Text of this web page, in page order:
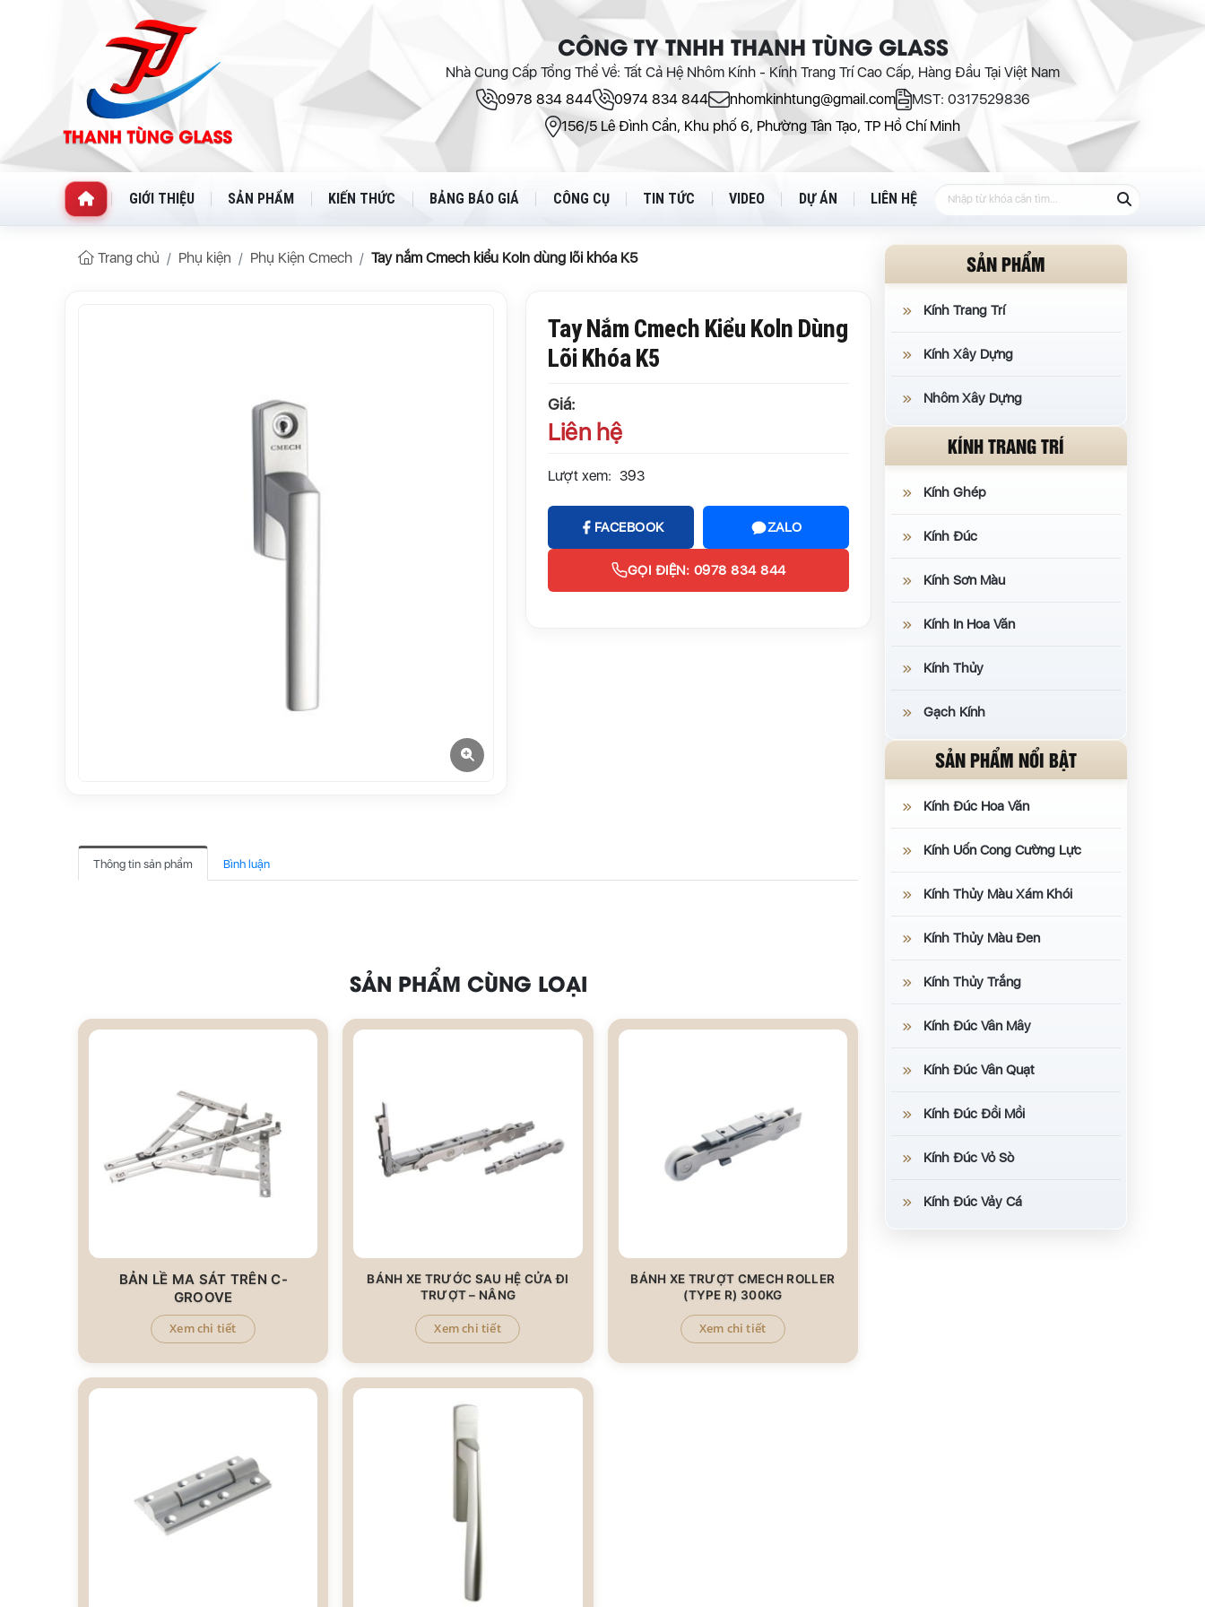
CÔNG TY TNHH THANH TÙNG GLASS
Nhà Cung Cấp Tổng Thể Về: Tất Cả Hệ Nhôm Kính - Kính Trang Trí Cao Cấp, Hàng Đầu Tại Việt Nam
0978 834 844
0974 834 844 nhomkinhtung@gmail.com
MST: 0317529836
156/5 Lê Đình Cẩn, Khu phố 6, Phường Tân Tạo, TP Hồ Chí Minh
GIỚI THIỆU SẢN PHẨM KIẾN THỨC BẢNG BÁO GIÁ CÔNG CỤ TIN TỨC VIDEO DỰ ÁN LIÊN HỆ
Trang chủ Phụ kiện Phụ Kiện Cmech Tay nắm Cmech kiểu Koln dùng lõi khóa K5
Tay Nắm Cmech Kiểu Koln Dùng
Lõi Khóa K5
Giá:
Liên hệ
Lượt xem: 393
FACEBOOK ZALO
GỌI ĐIỆN: 0978 834 844
Thông tin sản phẩm Bình luận
SẢN PHẨM CÙNG LOẠI
BẢN LỀ MA SÁT TRÊN C-
GROOVE
Xem chi tiết
BÁNH XE TRƯỚC SAU HỆ CỬA ĐI
TRƯỢT – NÂNG
Xem chi tiết
BÁNH XE TRƯỢT CMECH ROLLER
(TYPE R) 300KG
Xem chi tiết
SẢN PHẨM
Kính Trang Trí
Kính Xây Dựng
Nhôm Xây Dựng
KÍNH TRANG TRÍ
Kính Ghép
Kính Đúc
Kính Sơn Màu
Kính In Hoa Văn
Kính Thủy
Gạch Kính
SẢN PHẨM NỔI BẬT
Kính Đúc Hoa Văn
Kính Uốn Cong Cường Lực
Kính Thủy Màu Xám Khói
Kính Thủy Màu Đen
Kính Thủy Trắng
Kính Đúc Vân Mây
Kính Đúc Vân Quạt
Kính Đúc Đồi Mồi
Kính Đúc Vỏ Sò
Kính Đúc Vảy Cá